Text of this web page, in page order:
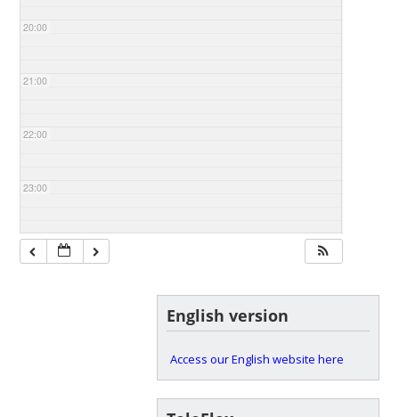
20:00
21:00
22:00
23:00
English version
Access our English website here